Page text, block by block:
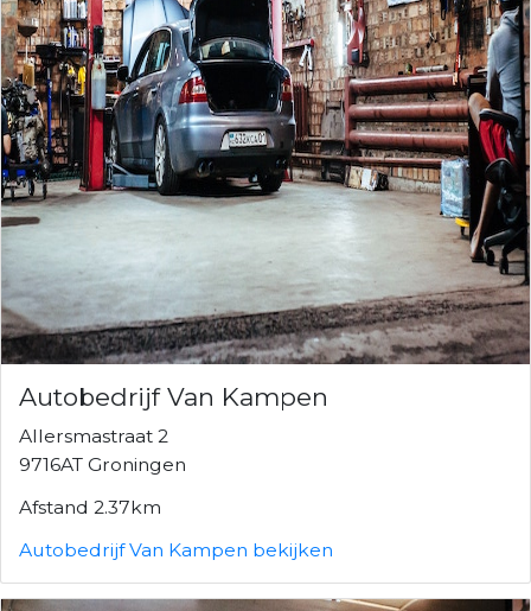
Autobedrijf Van Kampen
Allersmastraat 2
9716AT Groningen
Afstand 2.37km
Autobedrijf Van Kampen bekijken